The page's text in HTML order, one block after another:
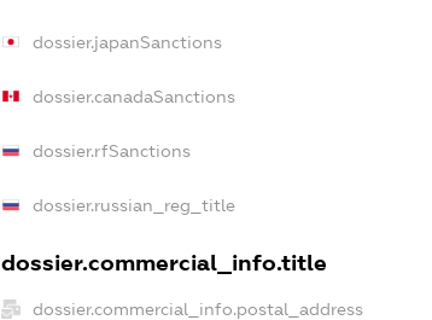
dossier.japanSanctions
dossier.canadaSanctions
dossier.rfSanctions
dossier.russian_reg_title
dossier.commercial_info.title
dossier.commercial_info.postal_address